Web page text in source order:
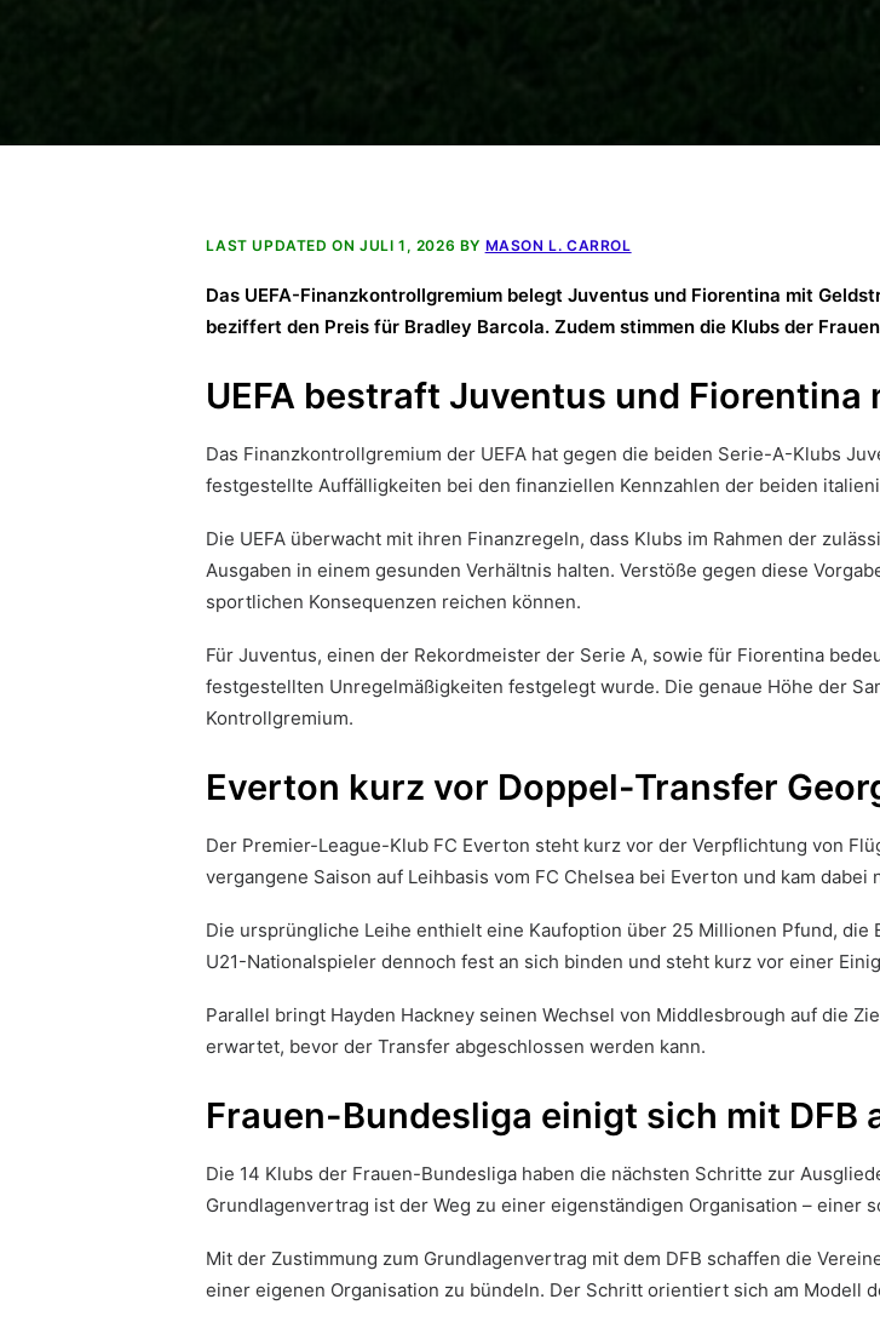
LAST UPDATED ON JULI 1, 2026 BY MASON L. CARROL
Das UEFA-Finanzkontrollgremium belegt Juventus und Fiorentina mit
beziffert den Preis für Bradley Barcola. Zudem stimmen die Klubs der
UEFA bestraft Juventus und Fiorentina
Das Finanzkontrollgremium der UEFA hat gegen die beiden Serie-A-Klubs
festgestellte Auffälligkeiten bei den finanziellen Kennzahlen der beiden
Die UEFA überwacht mit ihren Finanzregeln, dass Klubs im Rahmen der
Ausgaben in einem gesunden Verhältnis halten. Verstöße gegen diese
sportlichen Konsequenzen reichen können.
Für Juventus, einen der Rekordmeister der Serie A, sowie für Fiorentina
festgestellten Unregelmäßigkeiten festgelegt wurde. Die genaue Höhe der
Kontrollgremium.
Everton kurz vor Doppel-Transfer
Der Premier-League-Klub FC Everton steht kurz vor der Verpflichtung von
vergangene Saison auf Leihbasis vom FC Chelsea bei Everton und kam
Die ursprüngliche Leihe enthielt eine Kaufoption über 25 Millionen Pfund,
U21-Nationalspieler dennoch fest an sich binden und steht kurz vor einer
Parallel bringt Hayden Hackney seinen Wechsel von Middlesbrough auf die
erwartet, bevor der Transfer abgeschlossen werden kann.
Frauen-Bundesliga einigt sich mit DFB
Die 14 Klubs der Frauen-Bundesliga haben die nächsten Schritte zur
Grundlagenvertrag ist der Weg zu einer eigenständigen Organisation – einer
Mit der Zustimmung zum Grundlagenvertrag mit dem DFB schaffen die
einer eigenen Organisation zu bündeln. Der Schritt orientiert sich am Modell